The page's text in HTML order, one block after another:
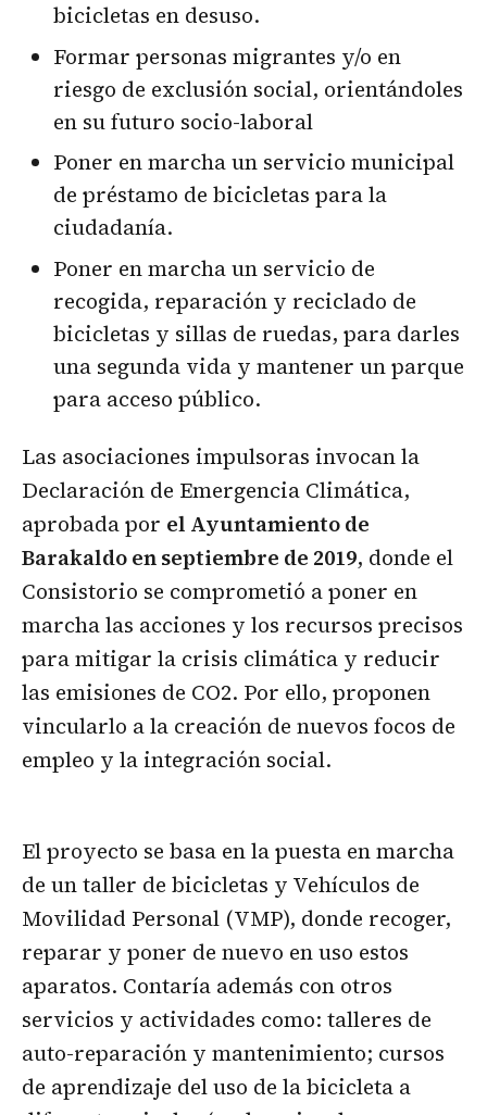
bicicletas en desuso.
Formar personas migrantes y/o en
riesgo de exclusión social, orientándoles
en su futuro socio-laboral
Poner en marcha un servicio municipal
de préstamo de bicicletas para la
ciudadanía.
Poner en marcha un servicio de
recogida, reparación y reciclado de
bicicletas y sillas de ruedas, para darles
una segunda vida y mantener un parque
para acceso público.
Las asociaciones impulsoras invocan la
Declaración de Emergencia Climática,
aprobada por el Ayuntamiento de
Barakaldo en septiembre de 2019, donde el
Consistorio se comprometió a poner en
marcha las acciones y los recursos precisos
para mitigar la crisis climática y reducir
las emisiones de CO2. Por ello, proponen
vincularlo a la creación de nuevos focos de
empleo y la integración social.
El proyecto se basa en la puesta en marcha
de un taller de bicicletas y Vehículos de
Movilidad Personal (VMP), donde recoger,
reparar y poner de nuevo en uso estos
aparatos. Contaría además con otros
servicios y actividades como: talleres de
auto-reparación y mantenimiento; cursos
de aprendizaje del uso de la bicicleta a